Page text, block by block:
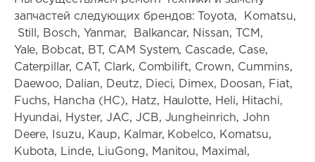
запчастей следующих брендов: Toyota, Кomatsu,
Still, Bosch, Yanmar, Balkancar, Nissan, TCM,
Yale, Bobcat, BT, CAM System, Cascade, Case,
Caterpillar, CAT, Clark, Combilift, Crown, Cummins,
Daewoo, Dalian, Deutz, Dieci, Dimex, Doosan, Fiat,
Fuchs, Hancha (HC), Hatz, Haulotte, Heli, Hitachi,
Hyundai, Hyster, JAC, JCB, Jungheinrich, John
Deere, Isuzu, Kaup, Kalmar, Kobelco, Komatsu,
Kubota, Linde, LiuGong, Manitou, Maximal,